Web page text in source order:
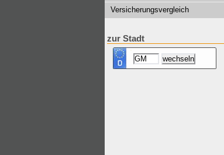
Versicherungsvergleich
zur Stadt